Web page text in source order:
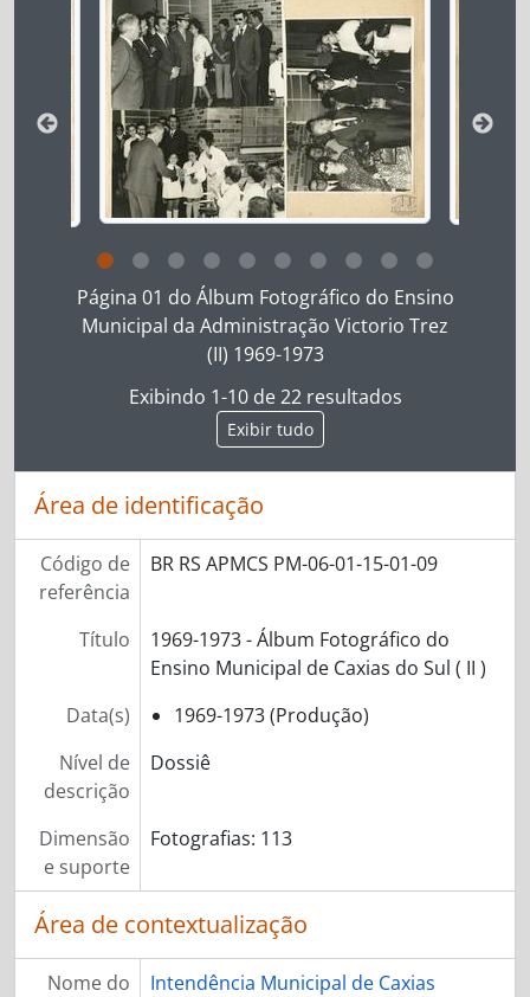
Ao clicar no link deste título da descrição a
Página 01 do Álbum Fotográfico do Ensino
Municipal da Administração Victorio Trez
(II) 1969-1973
Exibindo 1-10 de 22 resultados
Exibir tudo
Área de identificação
Código de
referência
BR RS APMCS PM-06-01-15-01-09
Título
1969-1973 - Álbum Fotográfico do
Ensino Municipal de Caxias do Sul ( II )
Data(s)
1969-1973 (Produção)
Nível de
descrição
Dossiê
Dimensão
e suporte
Fotografias: 113
Área de contextualização
Nome do
Intendência Municipal de Caxias